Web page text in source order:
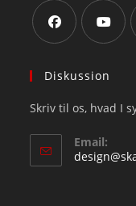
in
new
tab
in
new
Diskussion
Skriv til os, hvad I
Email: